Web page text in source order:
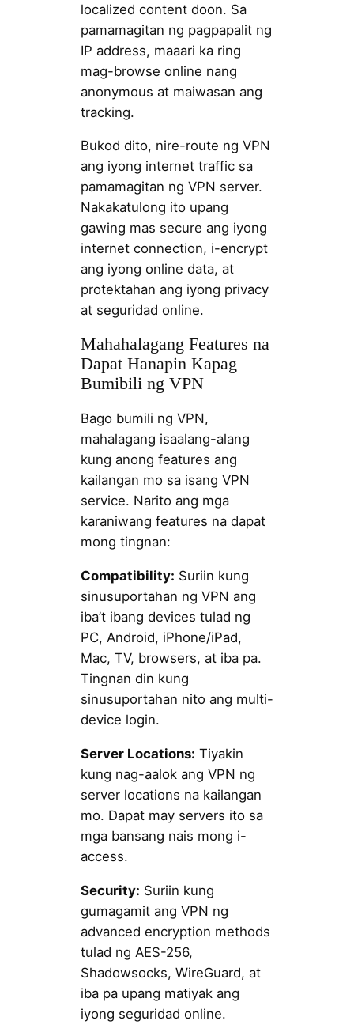
localized content doon. Sa
pamamagitan ng pagpapalit ng
IP address, maaari ka ring
mag-browse online nang
anonymous at maiwasan ang
tracking.
Bukod dito, nire-route ng VPN
ang iyong internet traffic sa
pamamagitan ng VPN server.
Nakakatulong ito upang
gawing mas secure ang iyong
internet connection, i-encrypt
ang iyong online data, at
protektahan ang iyong privacy
at seguridad online.
Mahahalagang Features na
Dapat Hanapin Kapag
Bumibili ng VPN
Bago bumili ng VPN,
mahalagang isaalang-alang
kung anong features ang
kailangan mo sa isang VPN
service. Narito ang mga
karaniwang features na dapat
mong tingnan:
Compatibility: Suriin kung
sinusuportahan ng VPN ang
iba’t ibang devices tulad ng
PC, Android, iPhone/iPad,
Mac, TV, browsers, at iba pa.
Tingnan din kung
sinusuportahan nito ang multi-
device login.
Server Locations: Tiyakin
kung nag-aalok ang VPN ng
server locations na kailangan
mo. Dapat may servers ito sa
mga bansang nais mong i-
access.
Security: Suriin kung
gumagamit ang VPN ng
advanced encryption methods
tulad ng AES-256,
Shadowsocks, WireGuard, at
iba pa upang matiyak ang
iyong seguridad online.